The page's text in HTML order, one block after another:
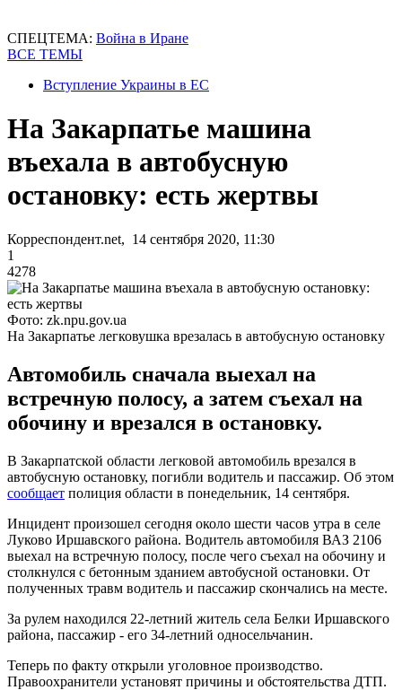
СПЕЦТЕМА: Война в Иране
ВСЕ ТЕМЫ
Вступление Украины в ЕС
На Закарпатье машина
въехала в автобусную
остановку: есть жертвы
Корреспондент.net, 14 сентября 2020, 11:30
1
4278
Фото: zk.npu.gov.ua
На Закарпатье легковушка врезалась в автобусную остановку
Автомобиль сначала выехал на
встречную полосу, а затем съехал на
обочину и врезался в остановку.
В Закарпатской области легковой автомобиль врезался в
автобусную остановку, погибли водитель и пассажир. Об этом
сообщает полиция области в понедельник, 14 сентября.
Инцидент произошел сегодня около шести часов утра в селе
Луково Иршавского района. Водитель автомобиля ВАЗ 2106
выехал на встречную полосу, после чего съехал на обочину и
столкнулся с бетонным зданием автобусной остановки. От
полученных травм водитель и пассажир скончались на месте.
За рулем находился 22-летний житель села Белки Иршавского
района, пассажир - его 34-летний односельчанин.
Теперь по факту открыли уголовное производство.
Правоохранители установят причины и обстоятельства ДТП.